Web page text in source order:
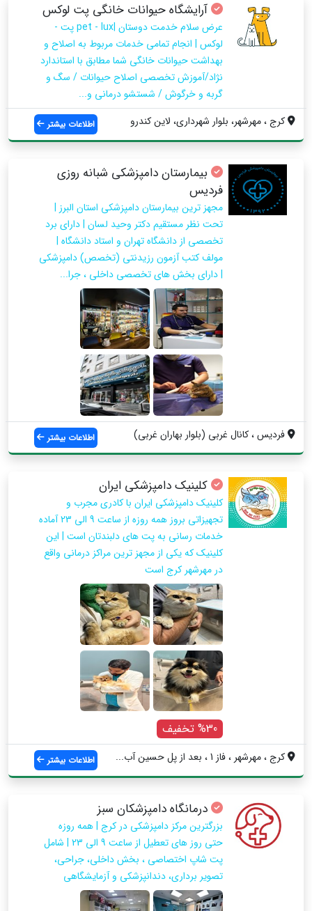
آرایشگاه حیوانات خانگی پت لوکس
عرض سلام خدمت دوستان |pet - lux پت -
لوکس | انجام تمامی خدمات مربوط به اصلاح و
بهداشت حیوانات خانگی شما مطابق با استاندارد
نژاد/آموزش تخصصی اصلاح حیوانات / سگ و
گربه و خرگوش / شستشو درمانی و...
کرج ، مهرشهر، بلوار شهرداری، لاین کندرو
اطلاعات بیشتر
بیمارستان دامپزشکی شبانه روزی
فردیس
مجهز ترین بیمارستان دامپزشکی استان البرز |
تحت نظر مستقیم دکتر وحید لسان | دارای برد
تخصصی از دانشگاه تهران و استاد دانشگاه |
مولف کتب آزمون رزیدنتی (تخصص) دامپزشکی
| دارای بخش های تخصصی داخلی ، جرا...
فردیس ، کانال غربی (بلوار بهاران غربی) اطلاعات بیشتر
کلینیک دامپزشکی ایران
کلینیک دامپزشکی ایران با کادری مجرب و
تجهیزاتی بروز همه روزه از ساعت 9 الی 23 آماده
خدمات رسانی به پت های دلبندتان است | این
کلینیک که یکی از مجهز ترین مراکز درمانی واقع
در مهرشهر کرج است
%30 تخفیف
کرج ، مهرشهر ، فاز 1 ، بعد از پل حسین آب... اطلاعات بیشتر
درمانگاه دامپزشکان سبز
بزرگترین مرکز دامپزشکی در کرج | همه روزه
حتی روز های تعطیل از ساعت 9 الی 23 | شامل
پت شاپ اختصاصی ، بخش داخلی، جراحی،
تصویر برداری، دندانپزشکی و آزمایشگاهی